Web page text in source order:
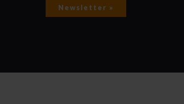
Newsletter »